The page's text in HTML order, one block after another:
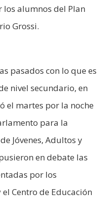
alumnos del Plan
Grossi.
pasados con lo que es
nivel secundario, en
el martes por la noche
para la
Jóvenes, Adultos y
en debate las
por los
Centro de Educación